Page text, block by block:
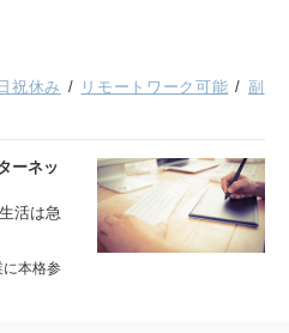
祝休み リモートワーク可能
副
ーネッ
活は急
本格参